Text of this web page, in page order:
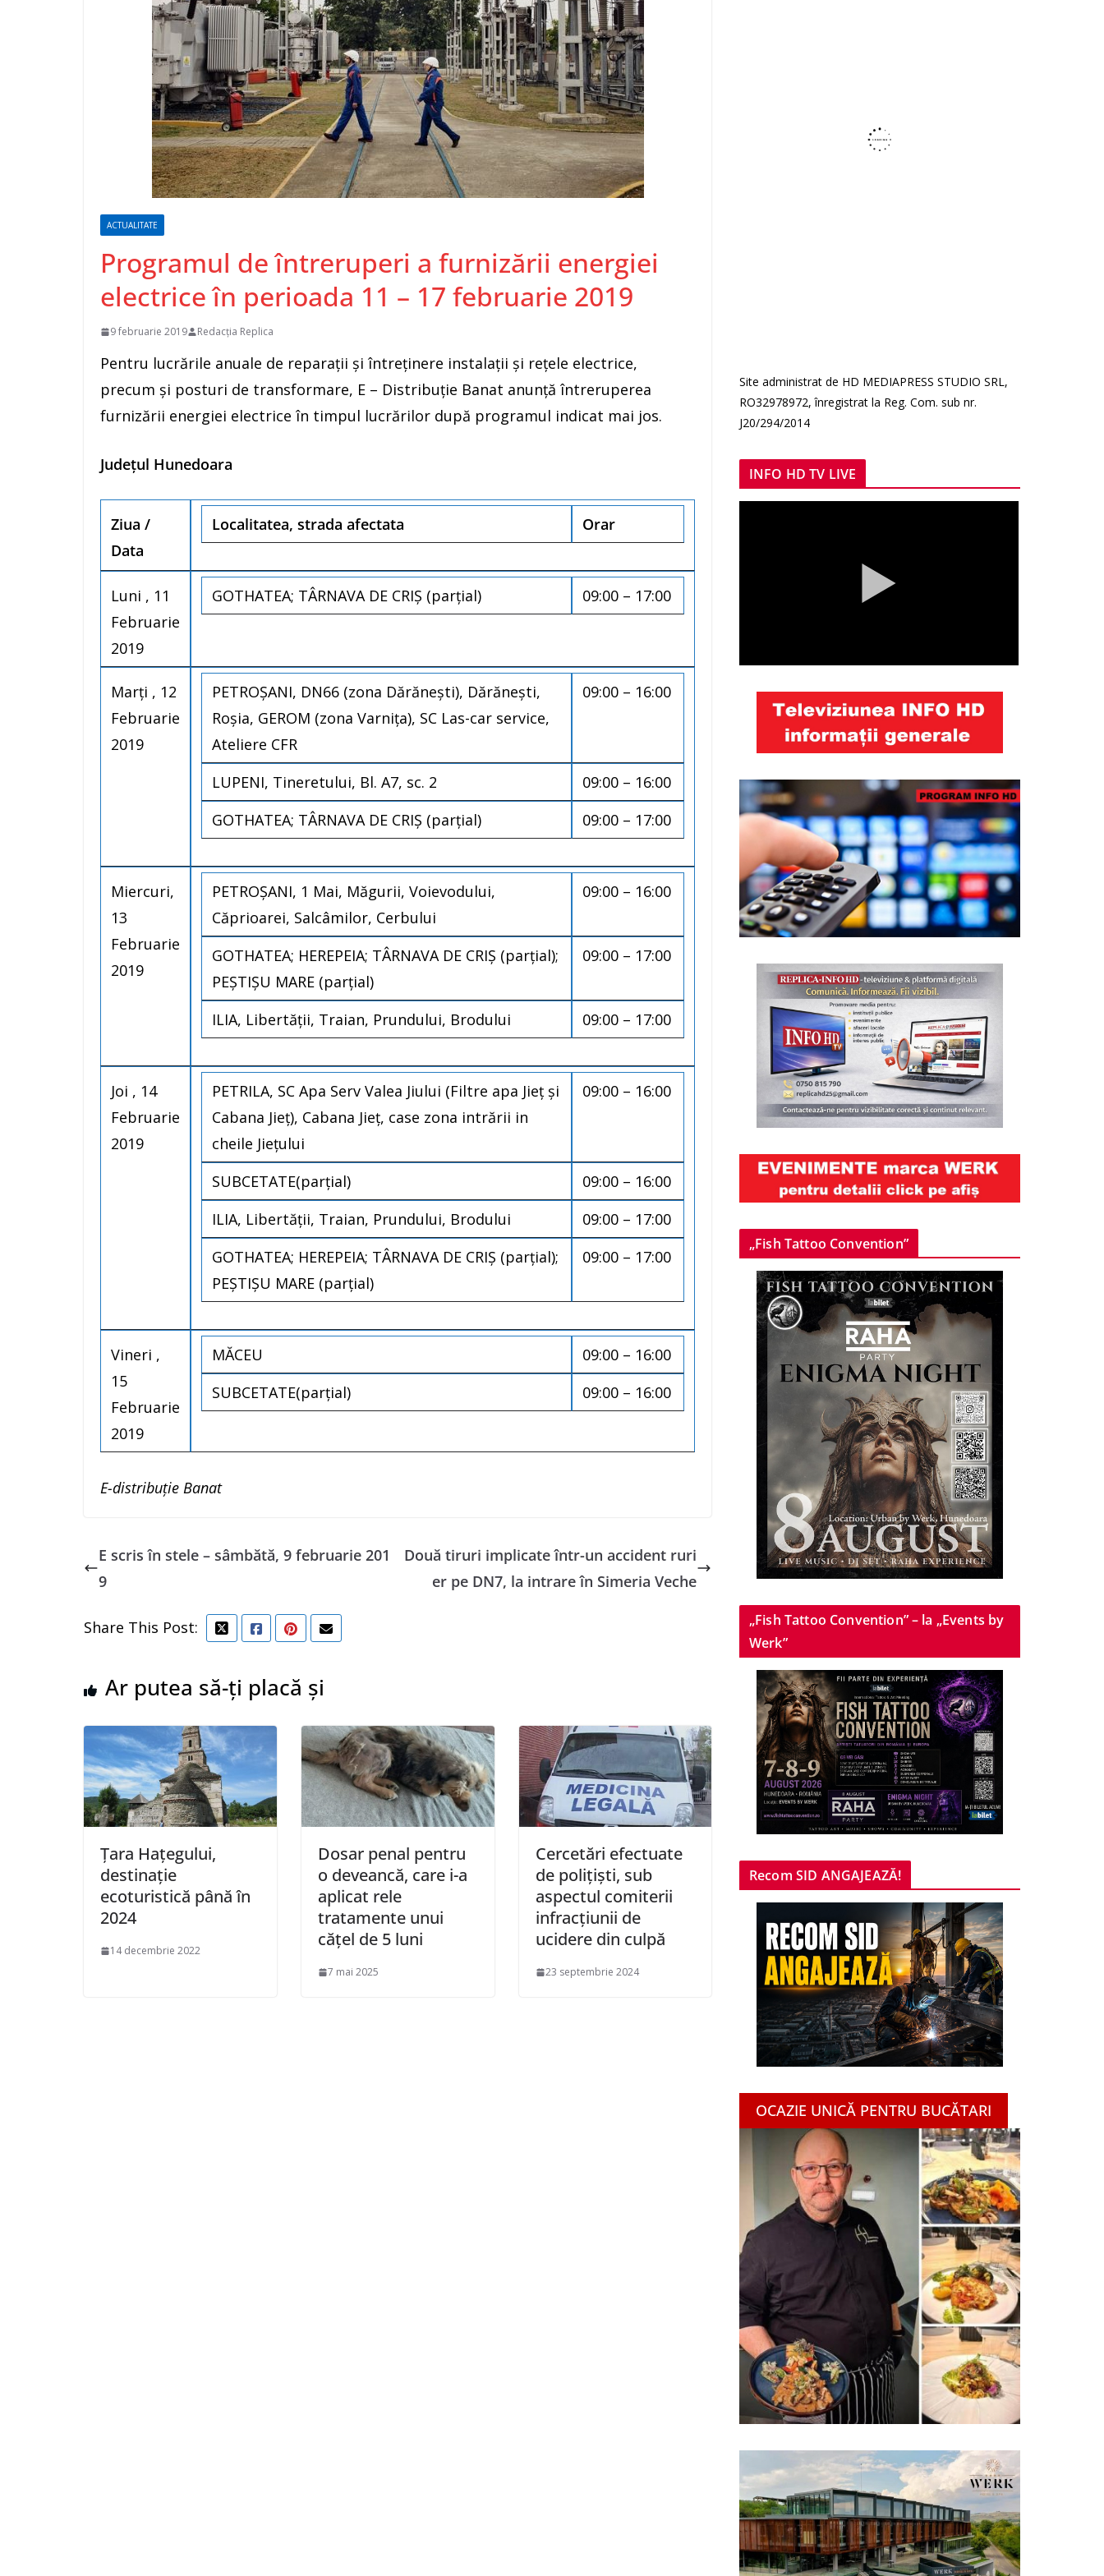
ACTUALITATE
Programul de întreruperi a furnizării energiei
electrice în perioada 11 – 17 februarie 2019
9 februarie 2019 Redacția Replica
Pentru lucrările anuale de reparaţii şi întreţinere instalaţii şi reţele electrice,
precum şi posturi de transformare, E – Distribuţie Banat anunţă întreruperea
furnizării energiei electrice în timpul lucrărilor după programul indicat mai jos.
Județul Hunedoara
Ziua /
Data
Localitatea, strada afectata Orar
Luni , 11
Februarie
2019
GOTHATEA; TÂRNAVA DE CRIȘ (parțial) 09:00 – 17:00
Marţi , 12
Februarie
2019
PETROȘANI, DN66 (zona Dărăneşti), Dărăneşti,
Roşia, GEROM (zona Varniţa), SC Las-car service,
Ateliere CFR
09:00 – 16:00
LUPENI, Tineretului, Bl. A7, sc. 2
09:00 – 16:00
GOTHATEA; TÂRNAVA DE CRIȘ (parțial)
09:00 – 17:00
Miercuri,
13
Februarie
2019
PETROȘANI, 1 Mai, Măgurii, Voievodului,
Căprioarei, Salcâmilor, Cerbului
09:00 – 16:00
GOTHATEA; HEREPEIA; TÂRNAVA DE CRIȘ (parțial);
PEȘTIȘU MARE (parțial)
09:00 – 17:00
ILIA, Libertății, Traian, Prundului, Brodului 09:00 – 17:00
Joi , 14
Februarie
2019
PETRILA, SC Apa Serv Valea Jiului (Filtre apa Jieţ şi
Cabana Jieţ), Cabana Jieţ, case zona intrării in
cheile Jieţului
09:00 – 16:00
SUBCETATE(parțial)
09:00 – 16:00
ILIA, Libertății, Traian, Prundului, Brodului
09:00 – 17:00
GOTHATEA; HEREPEIA; TÂRNAVA DE CRIȘ (parțial);
PEȘTIȘU MARE (parțial)
09:00 – 17:00
Vineri ,
15
Februarie
2019
MĂCEU
09:00 – 16:00
SUBCETATE(parțial)
09:00 – 16:00
E-distribuție Banat
E scris în stele – sâmbătă, 9 februarie 201
9
Două tiruri implicate într-un accident ruri
er pe DN7, la intrare în Simeria Veche
Share This Post:
Ar putea să-ți placă și
Țara Hațegului,
destinație
ecoturistică până în
2024
14 decembrie 2022
Dosar penal pentru
o deveancă, care i-a
aplicat rele
tratamente unui
cățel de 5 luni
7 mai 2025
Cercetări efectuate
de polițiști, sub
aspectul comiterii
infracțiunii de
ucidere din culpă
23 septembrie 2024
Site administrat de HD MEDIAPRESS STUDIO SRL,
RO32978972, înregistrat la Reg. Com. sub nr.
J20/294/2014
INFO HD TV LIVE
„Fish Tattoo Convention”
„Fish Tattoo Convention” – la „Events by
Werk”
Recom SID ANGAJEAZĂ!
OCAZIE UNICĂ PENTRU BUCĂTARI